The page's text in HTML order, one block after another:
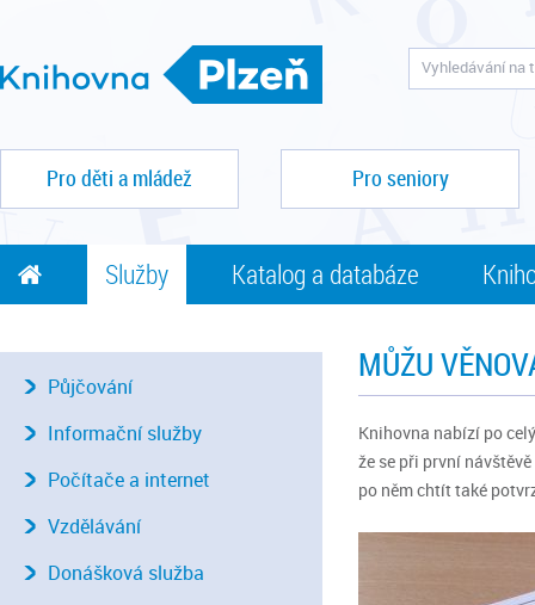
Pro děti a mládež Pro seniory
Služby Katalog a databáze
MŮŽU
Knihovna nabízí po
že se při první
po něm chtít také
Půjčování
Informační služby
Počítače a internet
Vzdělávání
Donášková služba